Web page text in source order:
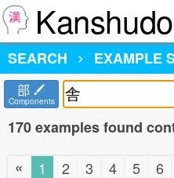
Kanshudo
SEARCH
EXAMPLE
部
Components
170 examples found
«
1 2 3 4 5 6